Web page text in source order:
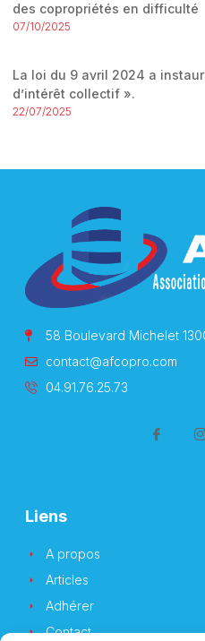
des copropriétés en difficulté
07/10/2025
La loi du 9 avril 2024 a
d’intérêt collectif ».
22/07/2025
58 Boulevard Michelet
contact@afcopro.com
04.91.76.25.73
Liens
A propos
Articles
Adhérer
Contact